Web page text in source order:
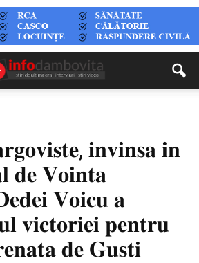
𝐢𝐧𝐯𝐢𝐧𝐬𝐚 𝐢𝐧
𝐝𝐞 𝐕𝐨𝐢𝐧𝐭𝐚
𝐕𝐨𝐢𝐜𝐮 𝐚
𝐯𝐢𝐜𝐭𝐨𝐫𝐢𝐞𝐢 𝐩𝐞𝐧𝐭𝐫𝐮
𝐝𝐞 𝐆𝐮𝐬𝐭𝐢